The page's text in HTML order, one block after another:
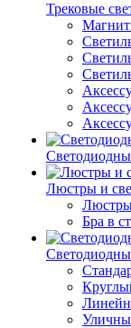
Трековые
Люстры и
Бра в